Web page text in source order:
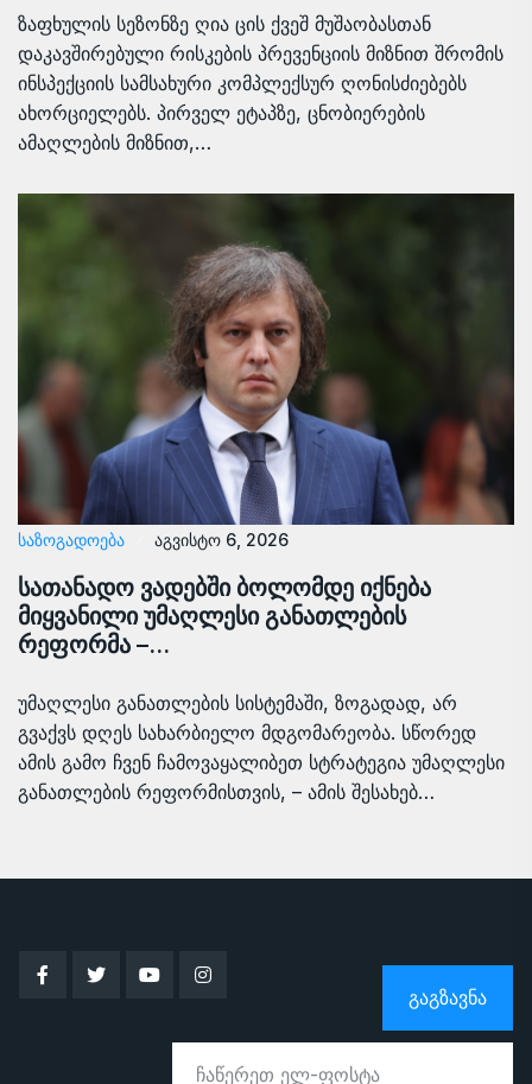
ზაფხულის სეზონზე ღია ცის ქვეშ მუშაობასთან
დაკავშირებული რისკების პრევენციის მიზნით შრომის
ინსპექციის სამსახური კომპლექსურ ღონისძიებებს
ახორციელებს. პირველ ეტაპზე, ცნობიერების
ამაღლების მიზნით,…
ᲡᲐᲖᲝᲒᲐᲓᲝᲔᲑᲐ აგვისტო 6, 2026
სათანადო ვადებში ბოლომდე იქნება
მიყვანილი უმაღლესი განათლების
რეფორმა –…
უმაღლესი განათლების სისტემაში, ზოგადად, არ
გვაქვს დღეს სახარბიელო მდგომარეობა. სწორედ
ამის გამო ჩვენ ჩამოვაყალიბეთ სტრატეგია უმაღლესი
განათლების რეფორმისთვის, – ამის შესახებ…
ᲒᲐᲒᲖᲐᲕᲜᲐ